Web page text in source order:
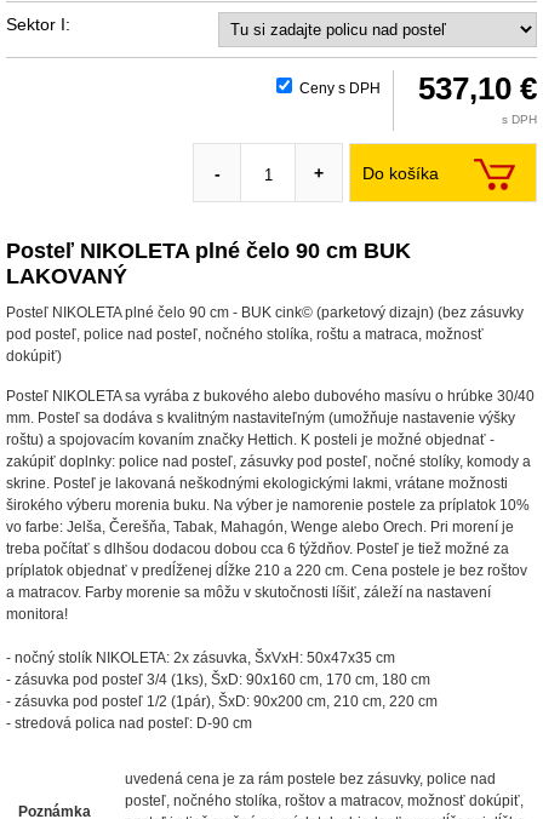
Sektor I:
Ceny s DPH 537,10 €
s DPH
Do košíka
- +
Posteľ NIKOLETA plné čelo 90 cm BUK
LAKOVANÝ
Posteľ NIKOLETA plné čelo 90 cm - BUK cink© (parketový dizajn) (bez zásuvky
pod posteľ, police nad posteľ, nočného stolíka, roštu a matraca, možnosť
dokúpiť)
Posteľ NIKOLETA sa vyrába z bukového alebo dubového masívu o hrúbke 30/40
mm. Posteľ sa dodáva s kvalitným nastaviteľným (umožňuje nastavenie výšky
roštu) a spojovacím kovaním značky Hettich. K posteli je možné objednať -
zakúpiť doplnky: police nad posteľ, zásuvky pod posteľ, nočné stolíky, komody a
skrine. Posteľ je lakovaná neškodnými ekologickými lakmi, vrátane možnosti
širokého výberu morenia buku. Na výber je namorenie postele za príplatok 10%
vo farbe: Jelša, Čerešňa, Tabak, Mahagón, Wenge alebo Orech. Pri morení je
treba počítať s dlhšou dodacou dobou cca 6 týždňov. Posteľ je tiež možné za
príplatok objednať v predĺženej dĺžke 210 a 220 cm. Cena postele je bez roštov
a matracov. Farby morenie sa môžu v skutočnosti líšiť, záleží na nastavení
monitora!
- nočný stolík NIKOLETA: 2x zásuvka, ŠxVxH: 50x47x35 cm
- zásuvka pod posteľ 3/4 (1ks), ŠxD: 90x160 cm, 170 cm, 180 cm
- zásuvka pod posteľ 1/2 (1pár), ŠxD: 90x200 cm, 210 cm, 220 cm
- stredová polica nad posteľ: D-90 cm
Poznámka
uvedená cena je za rám postele bez zásuvky, police nad
posteľ, nočného stolíka, roštov a matracov, možnosť dokúpiť,